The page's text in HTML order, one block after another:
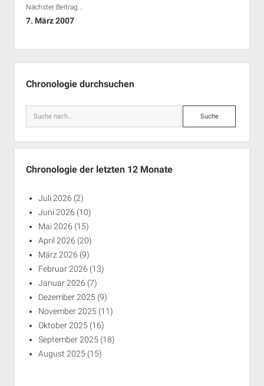
Nächster Beitrag...
7. März 2007
Chronologie durchsuchen
Suche
Chronologie der letzten 12 Monate
Juli 2026 (2)
Juni 2026 (10)
Mai 2026 (15)
April 2026 (20)
März 2026 (9)
Februar 2026 (13)
Januar 2026 (7)
Dezember 2025 (9)
November 2025 (11)
Oktober 2025 (16)
September 2025 (18)
August 2025 (15)